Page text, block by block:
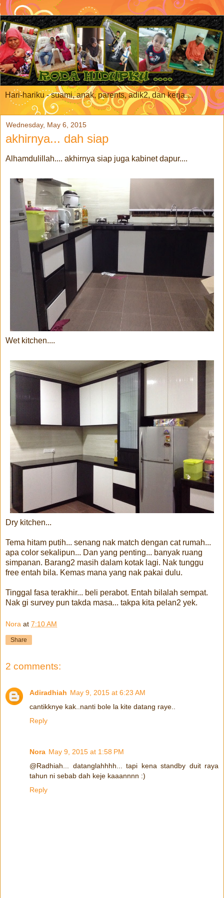
Hari-hariku - suami, anak, parents, adik2, dan kerja....
Wednesday, May 6, 2015
akhirnya... dah siap
Alhamdulillah.... akhirnya siap juga kabinet dapur....
Wet kitchen....
Dry kitchen...
Tema hitam putih... senang nak match dengan cat rumah...
apa color sekalipun... Dan yang penting... banyak ruang
simpanan. Barang2 masih dalam kotak lagi. Nak tunggu
free entah bila. Kemas mana yang nak pakai dulu.
Tinggal fasa terakhir... beli perabot. Entah bilalah sempat.
Nak gi survey pun takda masa... takpa kita pelan2 yek.
Nora at 7:10 AM
Share
2 comments:
Adiradhiah May 9, 2015 at 6:23 AM
cantikknye kak..nanti bole la kite datang raye..
Reply
Nora May 9, 2015 at 1:58 PM
@Radhiah... datanglahhhh... tapi kena standby duit raya
tahun ni sebab dah keje kaaannnn :)
Reply